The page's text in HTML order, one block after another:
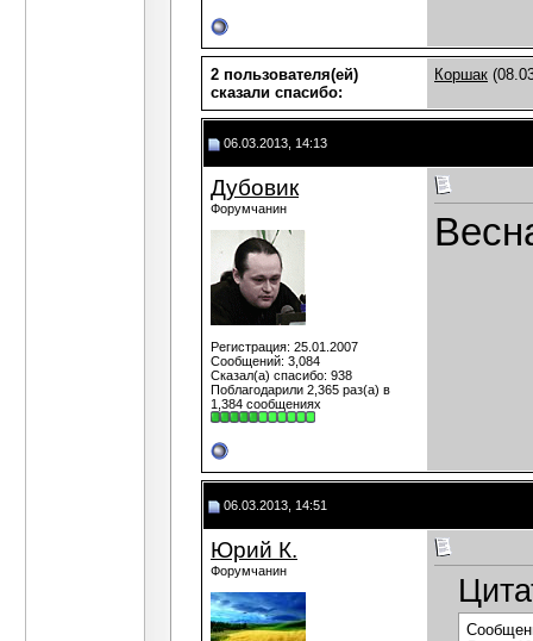
2 пользователя(ей)
сказали cпасибо:
Коршак
06.03.2013, 14:13
Дубовик
Форумчанин
Регистрация: 25.01.2007
Сообщений: 3,084
Сказал(а) спасибо: 938
Поблагодарили 2,365 раз(а) в
1,384 сообщениях
06.03.2013, 14:51
Юрий К.
Форумчанин